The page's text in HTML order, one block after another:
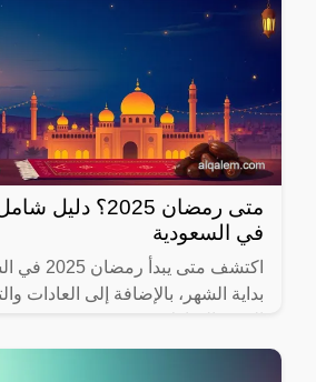
متى رمضان 2025؟
في السعودية
اكتشف متى
بداية الشهر، بالإضافة إلى العادات